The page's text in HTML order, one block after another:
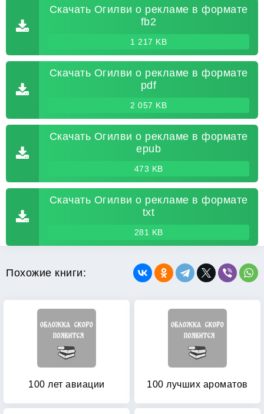
Скачать Огилви о рекламе в формате
fb2
1 217 KB
Скачать Огилви о рекламе в формате
pdf
2 057 KB
Скачать Огилви о рекламе в формате
epub
473 KB
Скачать Огилви о рекламе в формате
txt
281 KB
Похожие книги:
100 лет авиации 100 лучших ароматов